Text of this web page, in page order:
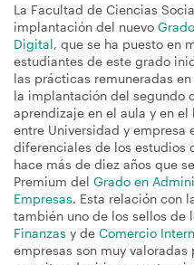
La Facultad de Ciencias
implantación del nuevo
Digital, que se ha puesto en
estudiantes de este grado
las prácticas remuneradas
la implantación del segundo
aprendizaje en el aula y en
entre Universidad y empresa
diferenciales de los estudios
hace más de diez años que
Premium del Grado en
Empresas. Esta relación con
también uno de los sellos de
Finanzas y de Comercio
empresas son muy